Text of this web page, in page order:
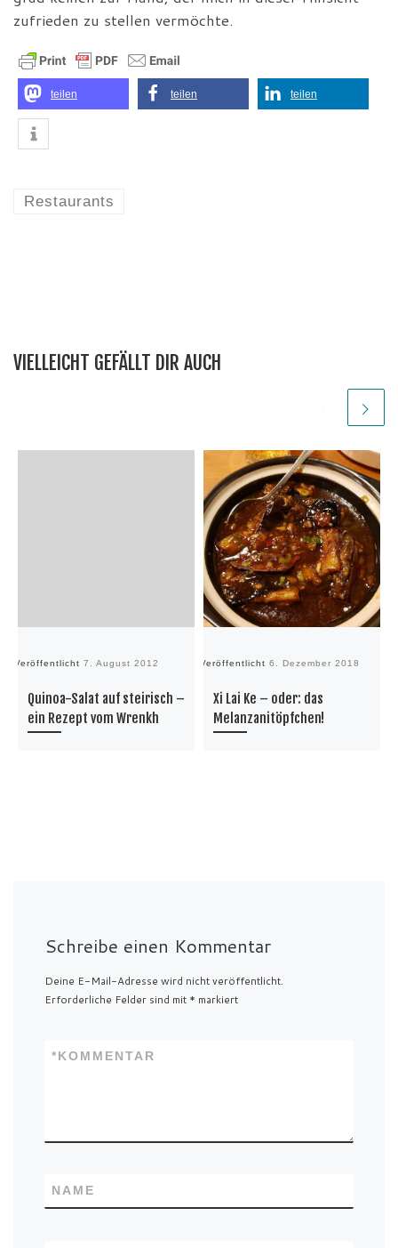
zufrieden zu stellen vermöchte.
teilen teilen teilen
Restaurants
VIELLEICHT GEFÄLLT DIR AUCH
Veröffentlicht 7. August 2012
Quinoa-Salat auf steirisch –
ein Rezept vom Wrenkh
Veröffentlicht 6. Dezember 2018
Xi Lai Ke – oder: das
Melanzanitöpfchen!
Schreibe einen Kommentar
Deine E-Mail-Adresse wird nicht veröffentlicht.
Erforderliche Felder sind mit * markiert
KOMMENTAR
*
NAME